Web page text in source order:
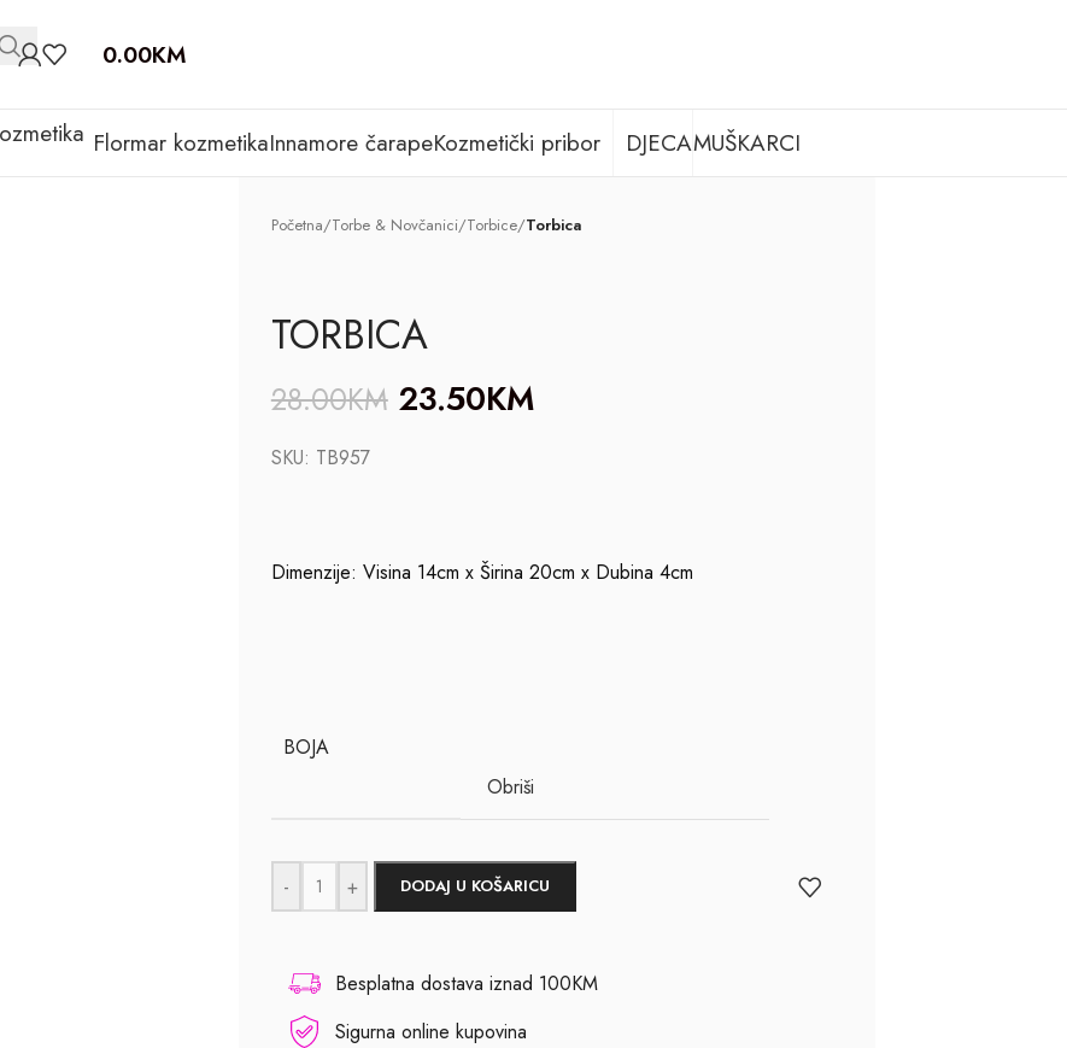
0.00KM
Flormar kozmetikaInnamore čarapeKozmetički pribor DJECAMUŠKARCI
Početna/Torbe & Novčanici/Torbice/Torbica
TORBICA
28.00KM 23.50KM
SKU: TB957
Dimenzije: Visina 14cm x Širina 20cm x Dubina 4cm
BOJA
Obriši
- + DODAJ U KOŠARICU
Besplatna dostava iznad 100KM
Sigurna online kupovina